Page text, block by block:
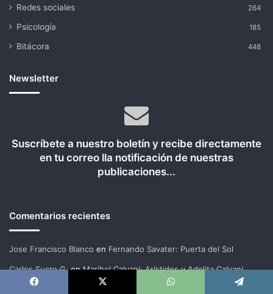
Redes sociales 264
Psicología 185
Bitácora 448
Newsletter
Suscríbete a nuestro boletín y recibe directamente
en tu correo lla notificación de nuestras
publicaciones...
Comentarios recientes
Jose Francisco Blanco en Fernando Savater: Puerta del Sol
Carlos Sucre G.enMaribel Calvani: Arístides y Adelita Calvani
Eddie Ramirez Democratización y legitimación: Primera prioridad